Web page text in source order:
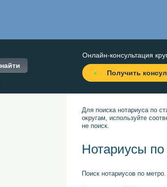
Онлайн-консультация
Получить
Для поиска нотариуса по
округам, используйте
не поиск.
Нотариусы
Поиск нотариусов по метро.